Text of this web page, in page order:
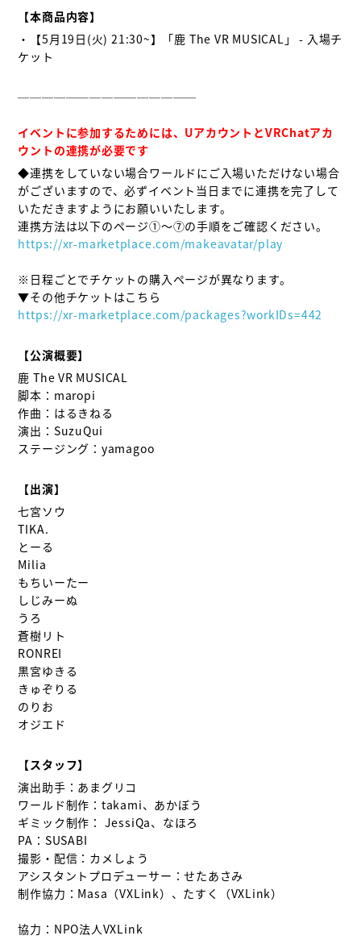
【本商品内容】
・【5月19日(火) 21:30~】「鹿 The VR MUSICAL」 - 入場チ
ケット
イベントに参加するためには、UアカウントとVRChatアカ
ウントの連携が必要です
◆連携をしていない場合ワールドにご入場いただけない場合
がございますので、必ずイベント当日までに連携を完了して
いただきますようにお願いいたします。
https://xr-marketplace.com/makeavatar/play
※日程ごとでチケットの購入ページが異なります。
https://xr-marketplace.com/packages?workIDs=442
【公演概要】
鹿 The VR MUSICAL
脚本：maropi
作曲：はるきねる
演出：SuzuQui
ステージング：yamagoo
【出演】
七宮ソウ
TIKA.
とーる
Milia
もちいーたー
しじみーぬ
うろ
蒼樹リト
RONREI
黒宮ゆきる
きゅぞりる
のりお
オジエド
【スタッフ】
演出助手：あまグリコ
ワールド制作：takami、あかぼう
ギミック制作： JessiQa、なほろ
PA：SUSABI
撮影・配信：カメしょう
アシスタントプロデューサー：せたあさみ
制作協力：Masa（VXLink）、たすく（VXLink）
協力：NPO法人VXLink